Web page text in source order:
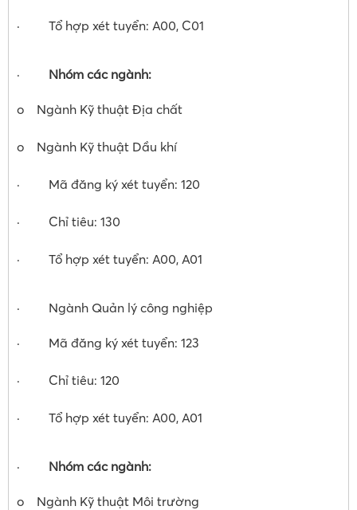
· Tổ hợp xét tuyển: A00, C01
· Nhóm các ngành:
o Ngành Kỹ thuật Địa chất
o Ngành Kỹ thuật Dầu khí
· Mã đăng ký xét tuyển: 120
· Chỉ tiêu: 130
· Tổ hợp xét tuyển: A00, A01
· Ngành Quản lý công nghiệp
· Mã đăng ký xét tuyển: 123
· Chỉ tiêu: 120
· Tổ hợp xét tuyển: A00, A01
· Nhóm các ngành:
o Ngành Kỹ thuật Môi trường